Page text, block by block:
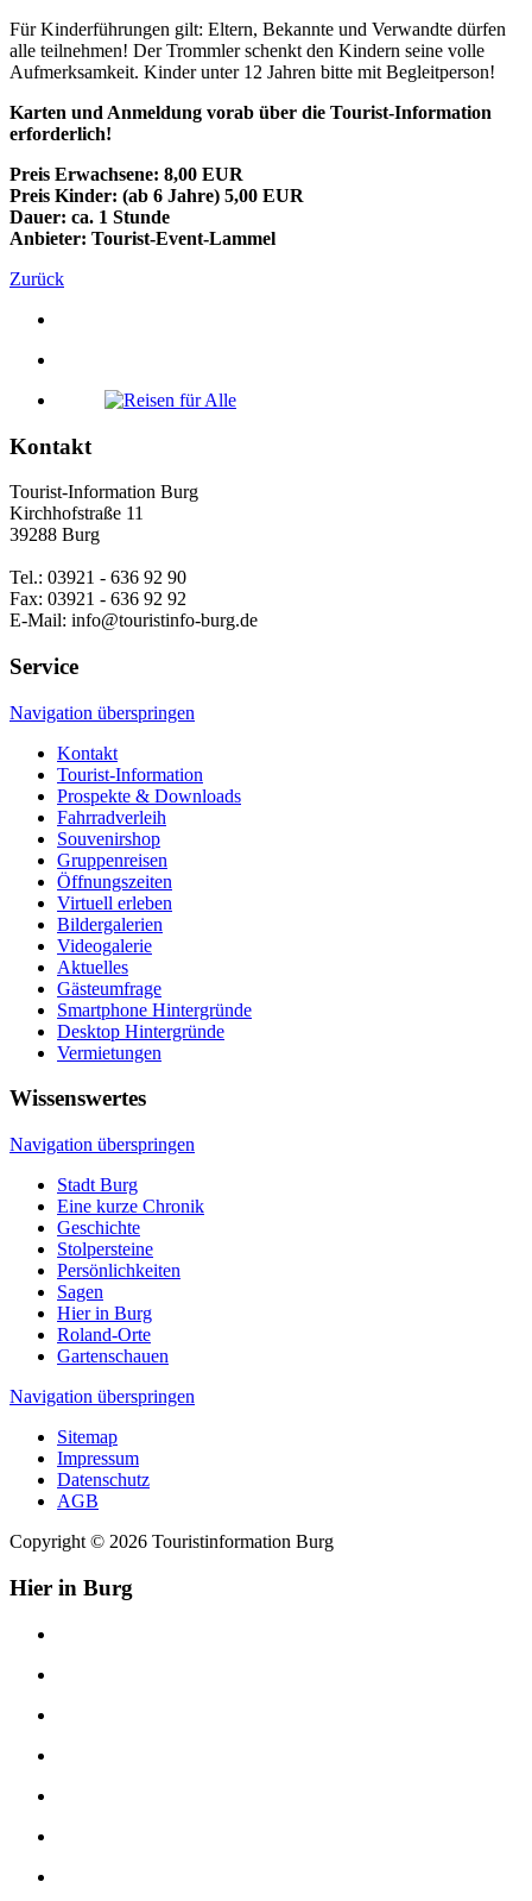
Für Kinderführungen gilt: Eltern, Bekannte und Verwandte dürfen
alle teilnehmen! Der Trommler schenkt den Kindern seine volle
Aufmerksamkeit. Kinder unter 12 Jahren bitte mit Begleitperson!
Karten und Anmeldung vorab über die Tourist-Information
erforderlich!
Preis Erwachsene: 8,00 EUR
Preis Kinder: (ab 6 Jahre) 5,00 EUR
Dauer: ca. 1 Stunde
Anbieter: Tourist-Event-Lammel
Zurück
Kontakt
Tourist-Information Burg
Kirchhofstraße 11
39288 Burg
Tel.: 03921 - 636 92 90
Fax: 03921 - 636 92 92
E-Mail: info@touristinfo-burg.de
Service
Navigation überspringen
Kontakt
Tourist-Information
Prospekte & Downloads
Fahrradverleih
Souvenirshop
Gruppenreisen
Öffnungszeiten
Virtuell erleben
Bildergalerien
Videogalerie
Aktuelles
Gästeumfrage
Smartphone Hintergründe
Desktop Hintergründe
Vermietungen
Wissenswertes
Navigation überspringen
Stadt Burg
Eine kurze Chronik
Geschichte
Stolpersteine
Persönlichkeiten
Sagen
Hier in Burg
Roland-Orte
Gartenschauen
Navigation überspringen
Sitemap
Impressum
Datenschutz
AGB
Copyright © 2026 Touristinformation Burg
Hier in Burg